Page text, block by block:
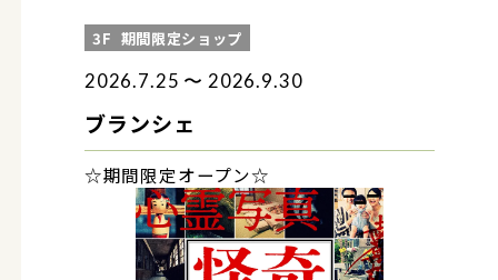
3F 期間限定ショップ
2026.7.25 〜 2026.9.30
ブランシェ
☆期間限定オープン☆